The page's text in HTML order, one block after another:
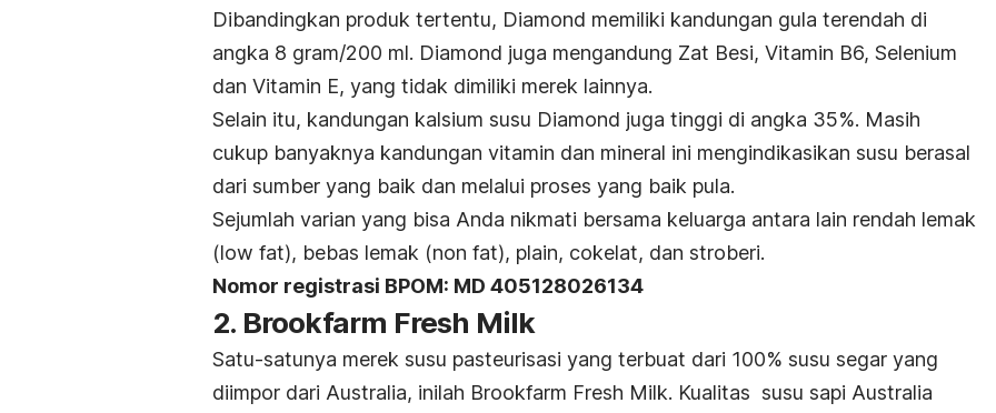
Dibandingkan produk tertentu, Diamond memiliki kandungan gula terendah di
angka 8 gram/200 ml. Diamond juga mengandung Zat Besi, Vitamin B6, Selenium
dan Vitamin E, yang tidak dimiliki merek lainnya.
Selain itu, kandungan kalsium susu Diamond juga tinggi di angka 35%. Masih
cukup banyaknya kandungan vitamin dan mineral ini mengindikasikan susu berasal
dari sumber yang baik dan melalui proses yang baik pula.
Sejumlah varian yang bisa Anda nikmati bersama keluarga antara lain rendah lemak
(low fat), bebas lemak (non fat), plain, cokelat, dan stroberi.
Nomor registrasi BPOM: MD 405128026134
2. Brookfarm Fresh Milk
Satu-satunya merek susu pasteurisasi yang terbuat dari 100% susu segar yang
diimpor dari Australia, inilah Brookfarm Fresh Milk. Kualitas susu sapi Australia